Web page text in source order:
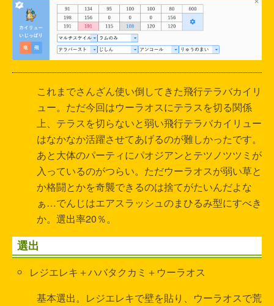
これまでさんざん使い倒してきた飛行テラバカイリ
ュー。ただ今回はウーラオスにテラスを切る関係
上、テラスを切らないと弱い飛行テラバカイリュー
はなかなか活躍させてあげるのが難しかったです。
あと大体のパーティにパオジアンとテツノツツミが
入っているのがつらい。ただウーラオスが弱い草と
か格闘とかを奇襲できるのは捨てがたいんだよな
ぁ…でんじはエアスラッシュのまひるみ型にすべき
か。選出率20％。
選出
レジエレキ＋ハバタクカミ＋ウーラオス
基本選出。レジエレキで壁を貼り、ウーラオスで荒